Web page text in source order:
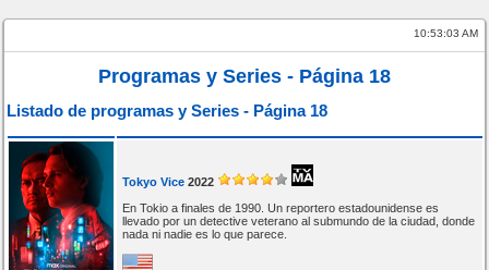
10:53:03 AM
Programas y Series - Página 18
Listado de programas y Series - Página 18
Tokyo Vice 2022
En Tokio a finales de 1990. Un reportero estadounidense es
llevado por un detective veterano al submundo de la ciudad, donde
nada ni nadie es lo que parece.